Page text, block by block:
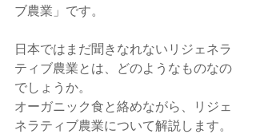
ブ農業」です。
日本ではまだ聞きなれないリジェネラ
ティブ農業とは、どのようなものなの
でしょうか。
オーガニック食と絡めながら、リジェ
ネラティブ農業について解説します。